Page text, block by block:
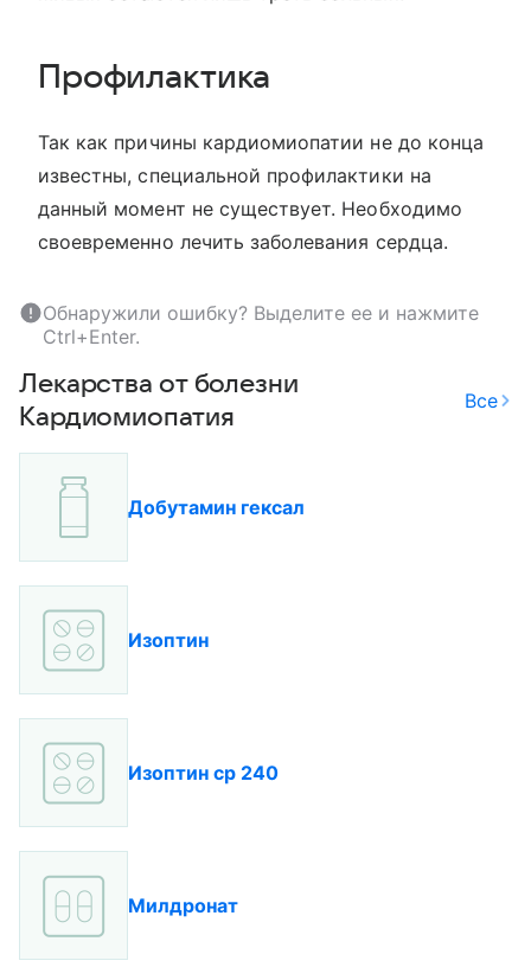
Профилактика
Так как причины кардиомиопатии не до конца
известны, специальной профилактики на
данный момент не существует. Необходимо
своевременно лечить заболевания сердца.
Обнаружили ошибку? Выделите ее и нажмите
Ctrl+Enter.
Лекарства от болезни
Кардиомиопатия
Все
Добутамин гексал
Изоптин
Изоптин ср 240
Милдронат